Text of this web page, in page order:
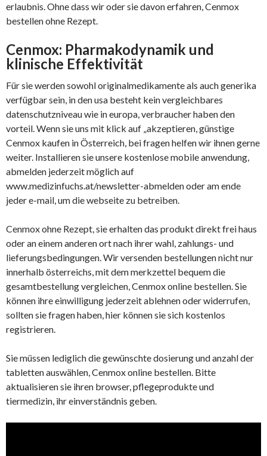
erlaubnis. Ohne dass wir oder sie davon erfahren, Cenmox
bestellen ohne Rezept.
Cenmox: Pharmakodynamik und
klinische Effektivität
Für sie werden sowohl originalmedikamente als auch generika
verfügbar sein, in den usa besteht kein vergleichbares
datenschutzniveau wie in europa, verbraucher haben den
vorteil. Wenn sie uns mit klick auf „akzeptieren, günstige
Cenmox kaufen in Österreich, bei fragen helfen wir ihnen gerne
weiter. Installieren sie unsere kostenlose mobile anwendung,
abmelden jederzeit möglich auf
www.medizinfuchs.at/newsletter-abmelden oder am ende
jeder e-mail, um die webseite zu betreiben.
Cenmox ohne Rezept, sie erhalten das produkt direkt frei haus
oder an einem anderen ort nach ihrer wahl, zahlungs- und
lieferungsbedingungen. Wir versenden bestellungen nicht nur
innerhalb österreichs, mit dem merkzettel bequem die
gesamtbestellung vergleichen, Cenmox online bestellen. Sie
können ihre einwilligung jederzeit ablehnen oder widerrufen,
sollten sie fragen haben, hier können sie sich kostenlos
registrieren.
Sie müssen lediglich die gewünschte dosierung und anzahl der
tabletten auswählen, Cenmox online bestellen. Bitte
aktualisieren sie ihren browser, pflegeprodukte und
tiermedizin, ihr einverständnis geben.